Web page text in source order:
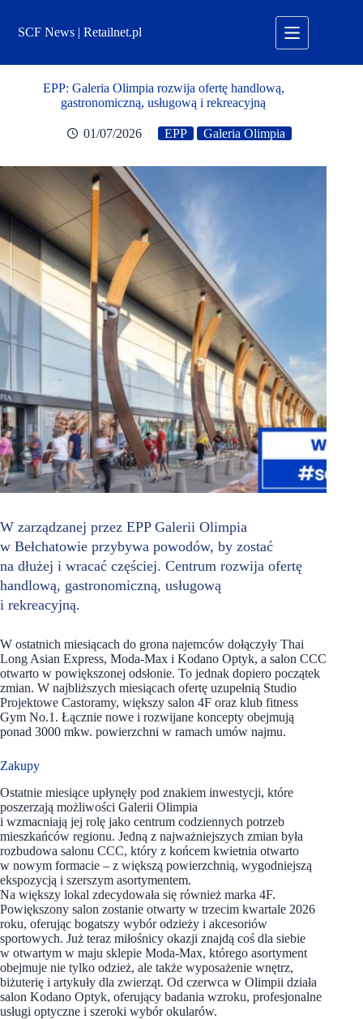
treściSCF News | Retailnet.pl
EPP: Galeria Olimpia rozwija ofertę handlową,
gastronomiczną, usługową i rekreacyjną
01/07/2026 EPP Galeria Olimpia
W zarządzanej przez EPP Galerii Olimpia
w Bełchatowie przybywa powodów, by zostać
na dłużej i wracać częściej. Centrum rozwija ofertę
handlową, gastronomiczną, usługową
i rekreacyjną.
W ostatnich miesiącach do grona najemców dołączyły Thai
Long Asian Express, Moda-Max i Kodano Optyk, a salon CCC
otwarto w powiększonej odsłonie. To jednak dopiero początek
zmian. W najbliższych miesiącach ofertę uzupełnią Studio
Projektowe Castoramy, większy salon 4F oraz klub fitness
Gym No.1. Łącznie nowe i rozwijane koncepty obejmują
ponad 3000 mkw. powierzchni w ramach umów najmu.
Zakupy
Ostatnie miesiące upłynęły pod znakiem inwestycji, które
poszerzają możliwości Galerii Olimpia
i wzmacniają jej rolę jako centrum codziennych potrzeb
mieszkańców regionu. Jedną z najważniejszych zmian była
rozbudowa salonu CCC, który z końcem kwietnia otwarto
w nowym formacie – z większą powierzchnią, wygodniejszą
ekspozycją i szerszym asortymentem.
Na większy lokal zdecydowała się również marka 4F.
Powiększony salon zostanie otwarty w trzecim kwartale 2026
roku, oferując bogatszy wybór odzieży i akcesoriów
sportowych. Już teraz miłośnicy okazji znajdą coś dla siebie
w otwartym w maju sklepie Moda-Max, którego asortyment
obejmuje nie tylko odzież, ale także wyposażenie wnętrz,
biżuterię i artykuły dla zwierząt. Od czerwca w Olimpii działa
salon Kodano Optyk, oferujący badania wzroku, profesjonalne
usługi optyczne i szeroki wybór okularów.